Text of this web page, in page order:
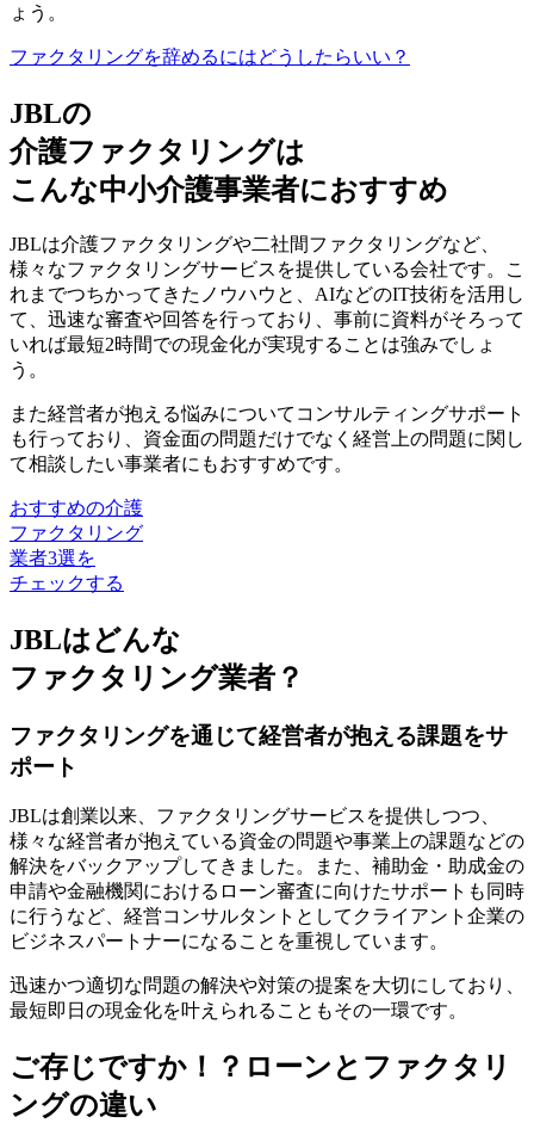
ょう。
ファクタリングを辞めるにはどうしたらいい？
JBLの
介護ファクタリングは
こんな中小介護事業者におすすめ
JBLは介護ファクタリングや二社間ファクタリングなど、
様々なファクタリングサービスを提供している会社です。こ
れまでつちかってきたノウハウと、AIなどのIT技術を活用し
て、迅速な審査や回答を行っており、 事前に資料がそろって
いれば最短2時間での現金化が実現する ことは強みでしょ
う。
また経営者が抱える悩みについてコンサルティングサポート
も行っており、資金面の問題だけでなく経営上の問題に関し
て相談したい事業者にもおすすめです。
おすすめの介護
ファクタリング
業者3選を
チェックする
JBLはどんな
ファクタリング業者？
ファクタリングを通じて経営者が抱える課題をサ
ポート
JBLは創業以来、ファクタリングサービスを提供しつつ、
様々な経営者が抱えている資金の問題や事業上の課題などの
解決をバックアップしてきました。また、 補助金・助成金の
申請や金融機関におけるローン審査に向けたサポートも同時
に行う など、経営コンサルタントとしてクライアント企業の
ビジネスパートナーになることを重視しています。
迅速かつ適切な問題の解決や対策の提案を大切にしており、
最短即日の現金化を叶えられることもその一環です。
ご存じですか！？ローンとファクタリ
ングの違い